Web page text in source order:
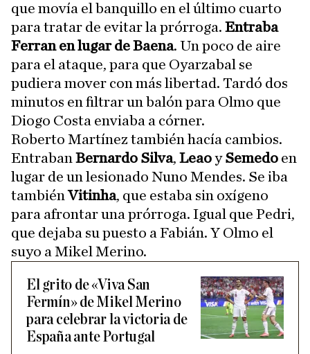
que movía el banquillo en el último cuarto
para tratar de evitar la prórroga. Entraba
Ferran en lugar de Baena. Un poco de aire
para el ataque, para que Oyarzabal se
pudiera mover con más libertad. Tardó dos
minutos en filtrar un balón para Olmo que
Diogo Costa enviaba a córner.
Roberto Martínez también hacía cambios.
Entraban Bernardo Silva, LeaoySemedo en
lugar de un lesionado Nuno Mendes. Se iba
tambiénVitinha, que estaba sin oxígeno
para afrontar una prórroga. Igual que Pedri,
que dejaba su puesto a Fabián. Y Olmo el
suyo a Mikel Merino.
El grito de «Viva San
Fermín» de Mikel Merino
para celebrar la victoria de
España ante Portugal